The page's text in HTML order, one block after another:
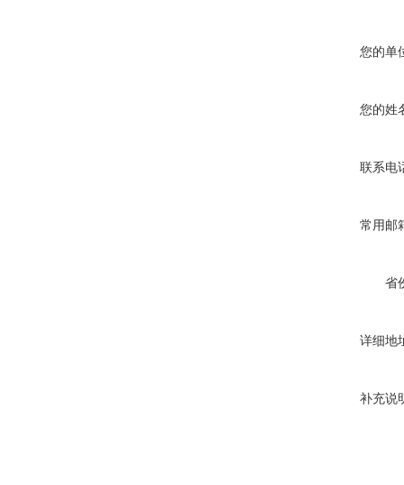
您的单
您的姓
联系电
常用邮
省
详细地
补充说